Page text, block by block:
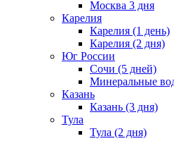
Москва 3 дня
Карелия
Карелия (1 день)
Карелия (2 дня)
Юг России
Сочи (5 дней)
Минеральные
Казань
Казань (3 дня)
Тула
Тула (2 дня)